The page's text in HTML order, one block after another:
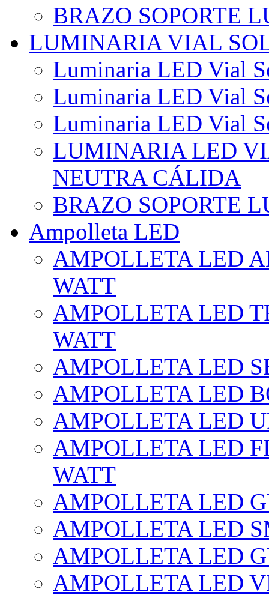
BRAZO SOPORTE
LUMINARIA VIAL
Luminaria LED Vial
Luminaria LED Vial
Luminaria LED Vial
LUMINARIA LED
NEUTRA CÁLIDA
BRAZO SOPORTE
Ampolleta LED
AMPOLLETA LED
WATT
AMPOLLETA LED
WATT
AMPOLLETA LED
AMPOLLETA LED
AMPOLLETA LED
AMPOLLETA LED
WATT
AMPOLLETA LED
AMPOLLETA LED
AMPOLLETA LED
AMPOLLETA LED